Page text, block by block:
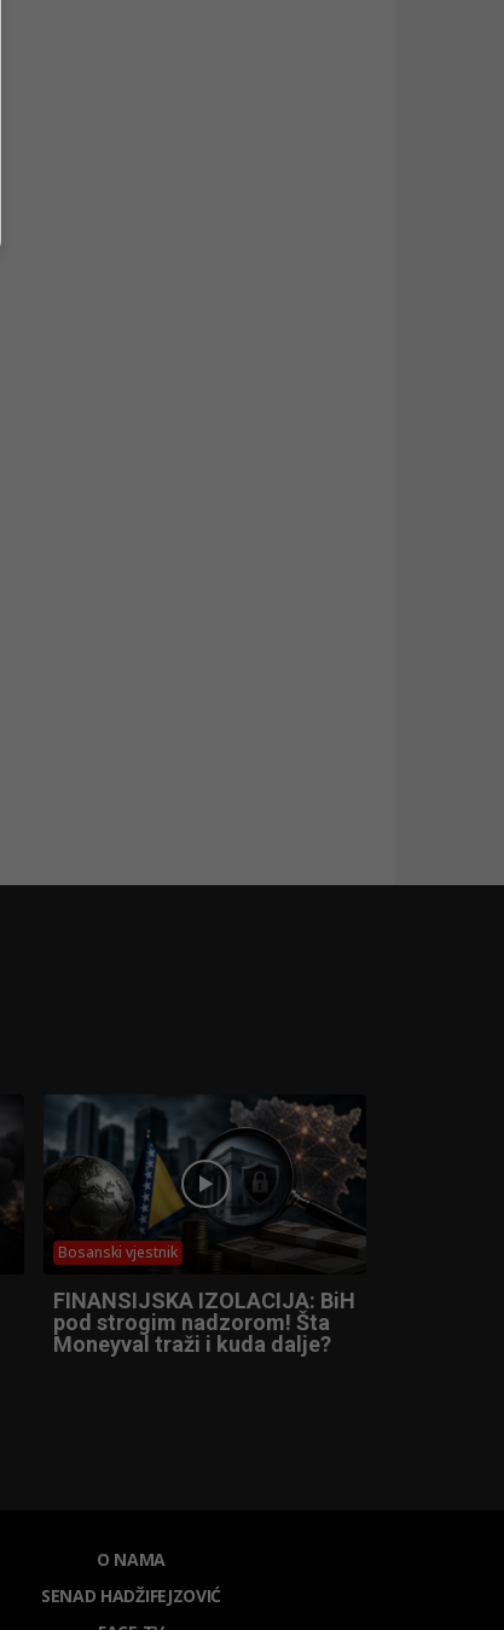
Bosanski vjestnik
FINANSIJSKA IZOLACIJA: BiH
pod strogim nadzorom! Šta
Moneyval traži i kuda dalje?
O NAMA
SENAD HADŽIFEJZOVIĆ